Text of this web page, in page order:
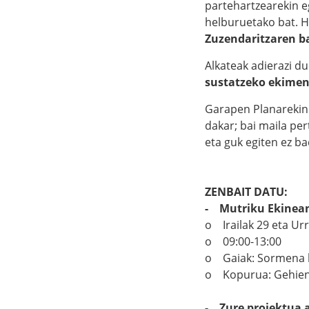
partehartzearekin
helburuetako bat.
Zuzendaritzaren
Alkateak adierazi
sustatzeko
Garapen
dakar; bai maila
eta guk egiten ez
ZENBAIT DATU:
- Mutriku
o Irailak 29 eta
o 09:00-13:00
o Gaiak: Sormena
o Kopurua: